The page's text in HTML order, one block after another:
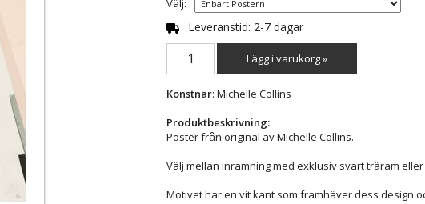
Välj:
Leveranstid: 2-7 dagar
Lägg i varukorg »
Konstnär: Michelle Collins
Produktbeskrivning:
Poster från original av Michelle Collins.
Välj mellan inramning med exklusiv svart träram
Motivet har en vit kant som framhäver dess design